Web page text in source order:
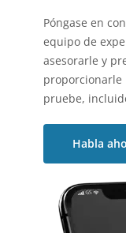
Póngase en
equipo de
asesorarle y
proporcionarle
pruebe,
Habla